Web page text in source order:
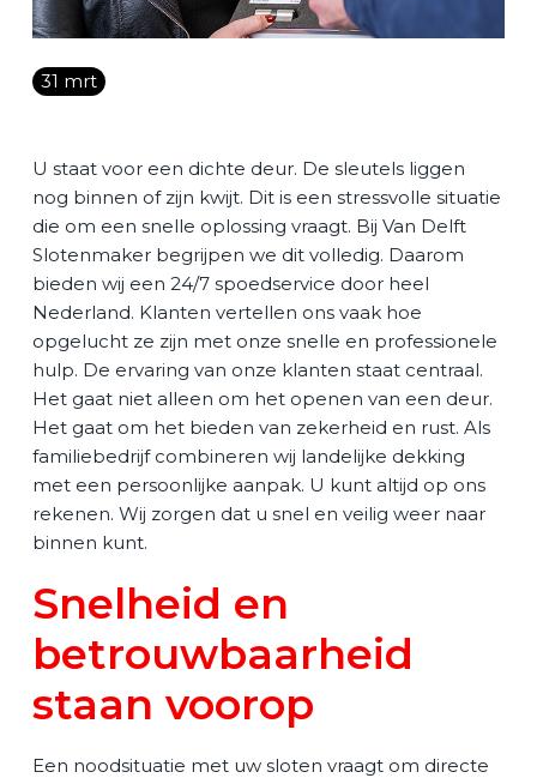
Vacature
Contact
NL
31 mrt
U staat voor een dichte deur. De sleutels liggen
nog binnen of zijn kwijt. Dit is een stressvolle situatie
die om een snelle oplossing vraagt. Bij Van Delft
Slotenmaker begrijpen we dit volledig. Daarom
bieden wij een 24/7 spoedservice door heel
Nederland. Klanten vertellen ons vaak hoe
opgelucht ze zijn met onze snelle en professionele
hulp. De ervaring van onze klanten staat centraal.
Het gaat niet alleen om het openen van een deur.
Het gaat om het bieden van zekerheid en rust. Als
familiebedrijf combineren wij landelijke dekking
met een persoonlijke aanpak. U kunt altijd op ons
rekenen. Wij zorgen dat u snel en veilig weer naar
binnen kunt.
Snelheid en
betrouwbaarheid
staan voorop
Een noodsituatie met uw sloten vraagt om directe